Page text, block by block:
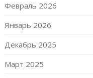
Февраль 2026
Январь 2026
Декабрь 2025
Март 2025